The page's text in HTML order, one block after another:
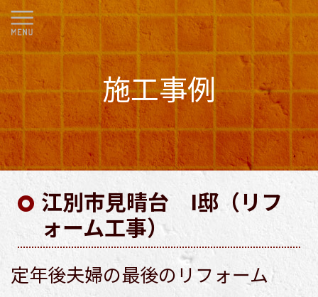
施工事例
江別市見晴台 I邸（リフ
ォーム工事）
定年後夫婦の最後のリフォーム